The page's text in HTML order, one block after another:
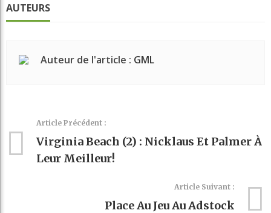
AUTEURS
Auteur de l'article : GML
Article Précédent :
Virginia Beach (2) : Nicklaus Et Palmer À
Leur Meilleur!
Article Suivant :
Place Au Jeu Au Adstock